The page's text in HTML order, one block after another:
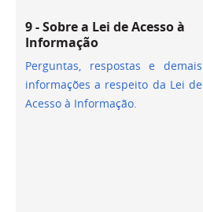
9 - Sobre a Lei de Acesso à
Informação
Perguntas, respostas e demais
informações a respeito da Lei de
Acesso à Informação.